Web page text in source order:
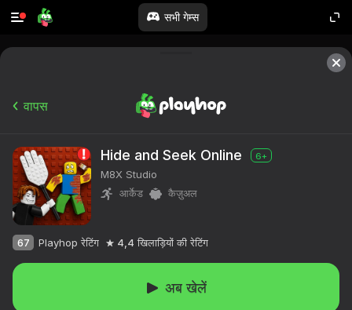
सभी गेम्स
वापस
Hide and Seek Online 6+
M8X Studio
आर्केड
कैज़ुअल
67 Playhop रेटिंग 4,4 खिलाड़ियों की रेटिंग
अब खेलें